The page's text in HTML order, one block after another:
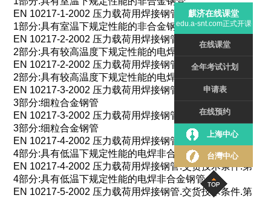
EN 10217-1-2002 压力载荷用焊接钢管 交货技术条件
1部分:具有室温下规定性能的非合金钢管
EN 10217-2-2002 压力载荷用焊接钢管 交货技术条件
2部分:具有较高温度下规定性能的电焊非合金和合金钢管
EN 10217-2-2002 压力载荷用焊接钢管 交货技术条件
2部分:具有较高温度下规定性能的电焊非合金和合金钢管
EN 10217-3-2002 压力载荷用焊接钢管 交货技术条件
3部分:细粒合金钢管
EN 10217-3-2002 压力载荷用焊接钢管 交货技术条件
3部分:细粒合金钢管
EN 10217-4-2002 压力载荷用焊接钢管 交货技术条件
4部分:具有低温下规定性能的电焊非合金钢管
EN 10217-4-2002 压力载荷用焊接钢管.交货技术条件.第
4部分:具有低温下规定性能的电焊非合金钢管
EN 10217-5-2002 压力载荷用焊接钢管.交货技术条件.第
麒济在线课堂
edu.a-snt.com正式开课
在线课堂
全年考试计划
申请表
在线预约
上海中心
台灣中心